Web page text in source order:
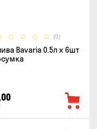
(0)
Bavaria 0.5л х 6шт